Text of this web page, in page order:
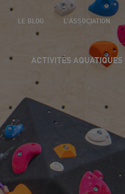
LE BLOG L'ASSOCIATION
ACTIVITÉS AQUATIQUES